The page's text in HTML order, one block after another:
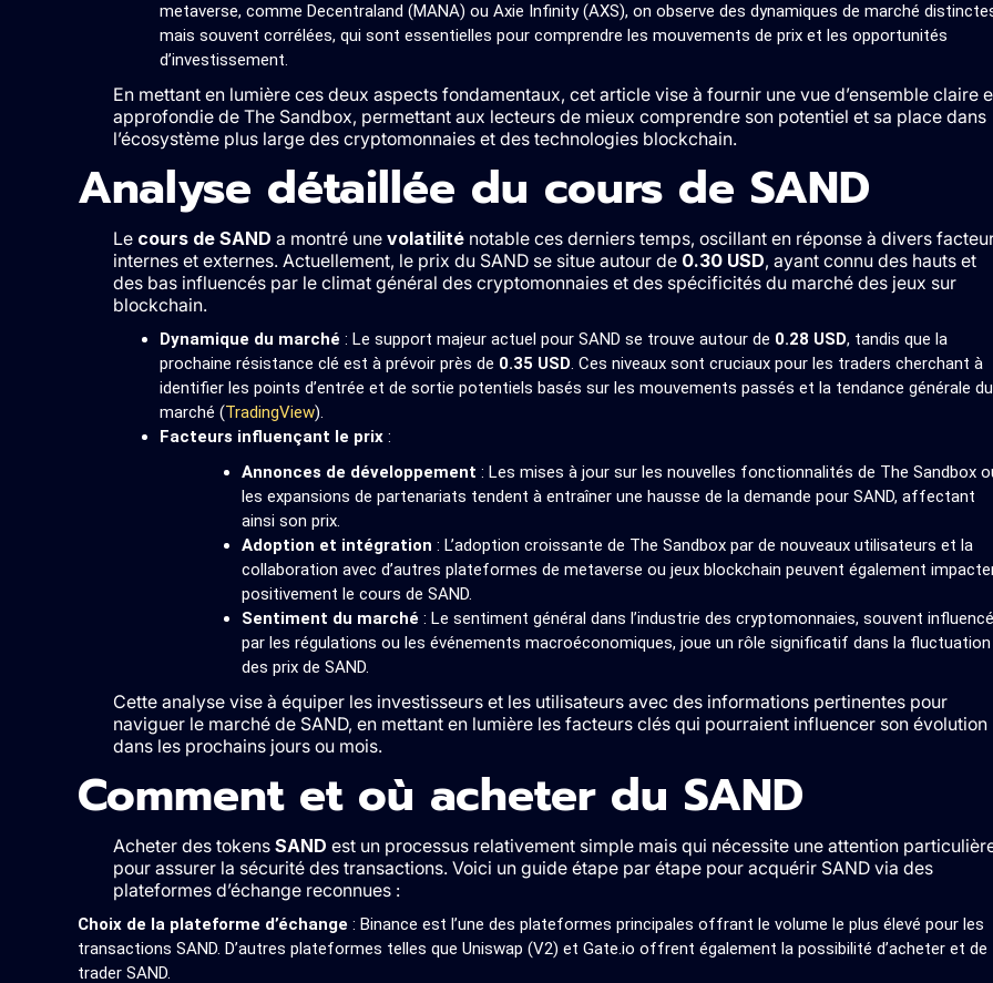
metaverse, comme Decentraland (MANA) ou Axie Infinity (AXS), on observe des dynamiques de marché
mais souvent corrélées, qui sont essentielles pour comprendre les mouvements de prix et les opportunités
d’investissement.
En mettant en lumière ces deux aspects fondamentaux, cet article vise à fournir une vue d’ensemble claire
approfondie de The Sandbox, permettant aux lecteurs de mieux comprendre son potentiel et sa place dans
l’écosystème plus large des cryptomonnaies et des technologies blockchain.
Analyse détaillée du cours de SAND
Le cours de SAND a montré une volatiliténotable ces derniers temps, oscillant en réponse à divers
internes et externes. Actuellement, le prix du SAND se situe autour de 0.30 USD, ayant connu des hauts et
des bas influencés par le climat général des cryptomonnaies et des spécificités du marché des jeux sur
blockchain.
Dynamique du marché : Le support majeur actuel pour SAND se trouve autour de 0.28 USD, tandis que la
prochaine résistance clé est à prévoir près de 0.35 USD. Ces niveaux sont cruciaux pour les traders cherchant à
identifier les points d’entrée et de sortie potentiels basés sur les mouvements passés et la tendance générale du
marché​ (TradingView)​.
Facteurs influençant le prix:
Annonces de développement : Les mises à jour sur les nouvelles fonctionnalités de The Sandbox
les expansions de partenariats tendent à entraîner une hausse de la demande pour SAND, affectant
ainsi son prix.
Adoption et intégration : L’adoption croissante de The Sandbox par de nouveaux utilisateurs et la
collaboration avec d’autres plateformes de metaverse ou jeux blockchain peuvent également
positivement le cours de SAND.
Sentiment du marché : Le sentiment général dans l’industrie des cryptomonnaies, souvent influencé
par les régulations ou les événements macroéconomiques, joue un rôle significatif dans la fluctuation
des prix de SAND.
Cette analyse vise à équiper les investisseurs et les utilisateurs avec des informations pertinentes pour
naviguer le marché de SAND, en mettant en lumière les facteurs clés qui pourraient influencer son évolution
dans les prochains jours ou mois.
Comment et où acheter du SAND
Acheter des tokens SAND est un processus relativement simple mais qui nécessite une attention
pour assurer la sécurité des transactions. Voici un guide étape par étape pour acquérir SAND via des
plateformes d’échange reconnues :
Choix de la plateforme d’échange : Binance est l’une des plateformes principales offrant le volume le plus élevé pour les
transactions SAND. D’autres plateformes telles que Uniswap (V2) et Gate.io offrent également la possibilité d’acheter et de
trader SAND​​.